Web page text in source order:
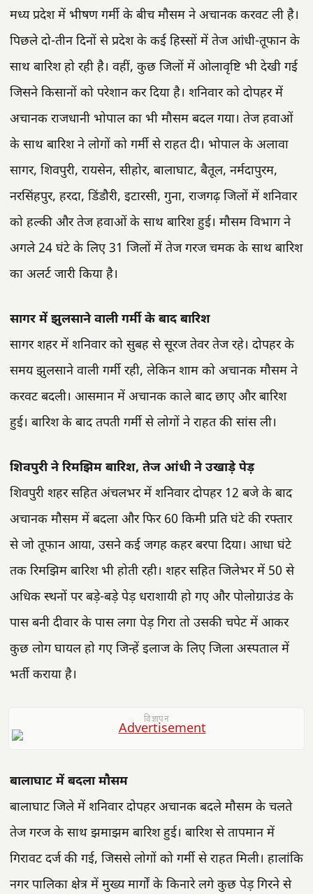
मध्य प्रदेश में भीषण गर्मी के बीच मौसम ने अचानक करवट ली है।
पिछले दो-तीन दिनों से प्रदेश के कई हिस्सों में तेज आंधी-तूफान के
साथ बारिश हो रही है। वहीं, कुछ जिलों में ओलावृष्टि भी देखी गई
जिसने किसानों को परेशान कर दिया है। शनिवार को दोपहर में
अचानक राजधानी भोपाल का भी मौसम बदल गया। तेज हवाओं
के साथ बारिश ने लोगों को गर्मी से राहत दी। भोपाल के अलावा
सागर, शिवपुरी, रायसेन, सीहोर, बालाघाट, बैतूल, नर्मदापुरम,
नरसिंहपुर, हरदा, डिंडौरी, इटारसी, गुना, राजगढ़ जिलों में शनिवार
को हल्की और तेज हवाओं के साथ बारिश हुई। मौसम विभाग ने
अगले 24 घंटे के लिए 31 जिलों में तेज गरज चमक के साथ बारिश
का अलर्ट जारी किया है।
सागर में झुलसाने वाली गर्मी के बाद बारिश
सागर शहर में शनिवार को सुबह से सूरज तेवर तेज रहे। दोपहर के
समय झुलसाने वाली गर्मी रही, लेकिन शाम को अचानक मौसम ने
करवट बदली। आसमान में अचानक काले बाद छाए और बारिश
हुई। बारिश के बाद तपती गर्मी से लोगों ने राहत की सांस ली।
शिवपुरी ने रिमझिम बारिश, तेज आंधी ने उखाड़े पेड़
शिवपुरी शहर सहित अंचलभर में शनिवार दोपहर 12 बजे के बाद
अचानक मौसम में बदला और फिर 60 किमी प्रति घंटे की रफ्तार
से जो तूफान आया, उसने कई जगह कहर बरपा दिया। आधा घंटे
तक रिमझिम बारिश भी होती रही। शहर सहित जिलेभर में 50 से
अधिक स्थनों पर बड़े-बड़े पेड़ धराशायी हो गए और पोलोग्राउंड के
पास बनी दीवार के पास लगा पेड़ गिरा तो उसकी चपेट में आकर
कुछ लोग घायल हो गए जिन्हें इलाज के लिए जिला अस्पताल में
भर्ती कराया है।
विज्ञापन
बालाघाट में बदला मौसम
बालाघाट जिले में शनिवार दोपहर अचानक बदले मौसम के चलते
तेज गरज के साथ झमाझम बारिश हुई। बारिश से तापमान में
गिरावट दर्ज की गई, जिससे लोगों को गर्मी से राहत मिली। हालांकि
नगर पालिका क्षेत्र में मुख्य मार्गों के किनारे लगे कुछ पेड़ गिरने से